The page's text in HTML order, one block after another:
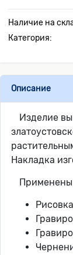
Наличие на
Категория:
Описание
Изделие
Накладка
Применены